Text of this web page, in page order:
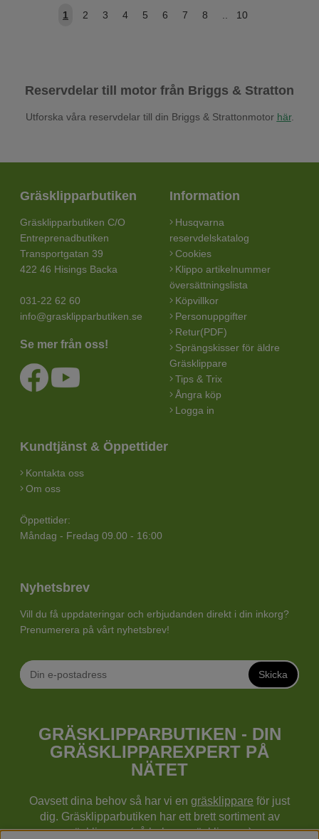
1 2 3 4 5 6 7 8 .. 10
Reservdelar till motor från Briggs & Stratton
Utforska våra reservdelar till din Briggs & Strattonmotor här.
Gräsklipparbutiken
Gräsklipparbutiken C/O
Entreprenadbutiken
Transportgatan 39
422 46 Hisings Backa
031-22 62 60
info@grasklipparbutiken.se
Se mer från oss!
Information
Husqvarna
reservdelskatalog
Cookies
Klippo artikelnummer
översättningslista
Köpvillkor
Personuppgifter
Retur(PDF)
Sprängskisser för äldre
Gräsklippare
Tips & Trix
Ångra köp
Logga in
Kundtjänst & Öppettider
Kontakta oss
Om oss
Öppettider:
Måndag - Fredag 09.00 - 16:00
Nyhetsbrev
Vill du få uppdateringar och erbjudanden direkt i din inkorg?
Prenumerera på vårt nyhetsbrev!
Skicka
GRÄSKLIPPARBUTIKEN - DIN
GRÄSKLIPPAREXPERT PÅ
NÄTET
Oavsett dina behov så har vi en gräsklippare för just
dig. Gräsklipparbutiken har ett brett sortiment av
gräsklippare (gå bakom gräsklippare),